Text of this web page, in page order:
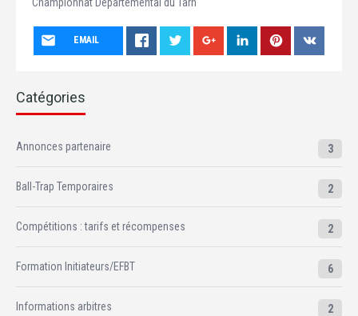
EMAIL
Catégories
Annonces partenaire 3
Ball-Trap Temporaires 2
Compétitions : tarifs et récompenses 2
Formation Initiateurs/EFBT 6
Informations arbitres 2